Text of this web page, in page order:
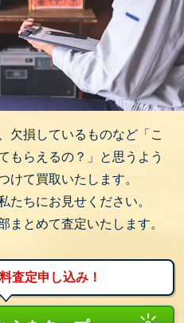
欠損しているものなど「こ
もらえるの？」と思うよう
けて買取いたします。
たちにお見せください。
まとめて査定いたします。
査定申し込み！